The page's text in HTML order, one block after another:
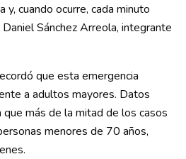
y, cuando ocurre, cada minuto
Sánchez Arreola, integrante
que esta emergencia
a adultos mayores. Datos
más de la mitad de los casos
menores de 70 años,